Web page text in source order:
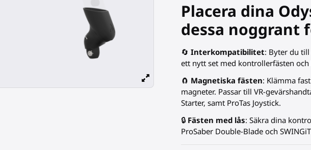
Placera dina
dessa noggrant
🔄 Interkompatibilitet: Byter du till
ett nytt set med kontrollerfästen
🧲 Magnetiska fästen: Klämma
magneter. Passar till VR-
Starter, samt ProTas Joystick.
🔒 Fästen med lås: Säkra dina
ProSaber Double-Blade och